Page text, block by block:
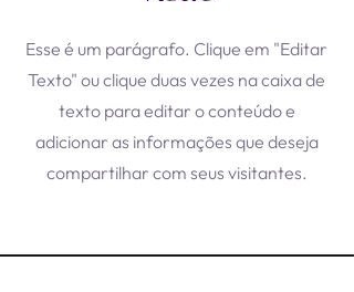
​Esse é um parágrafo. Clique em "Editar
Texto" ou clique duas vezes na caixa de
texto para editar o conteúdo e
adicionar as informações que deseja
compartilhar com seus visitantes.